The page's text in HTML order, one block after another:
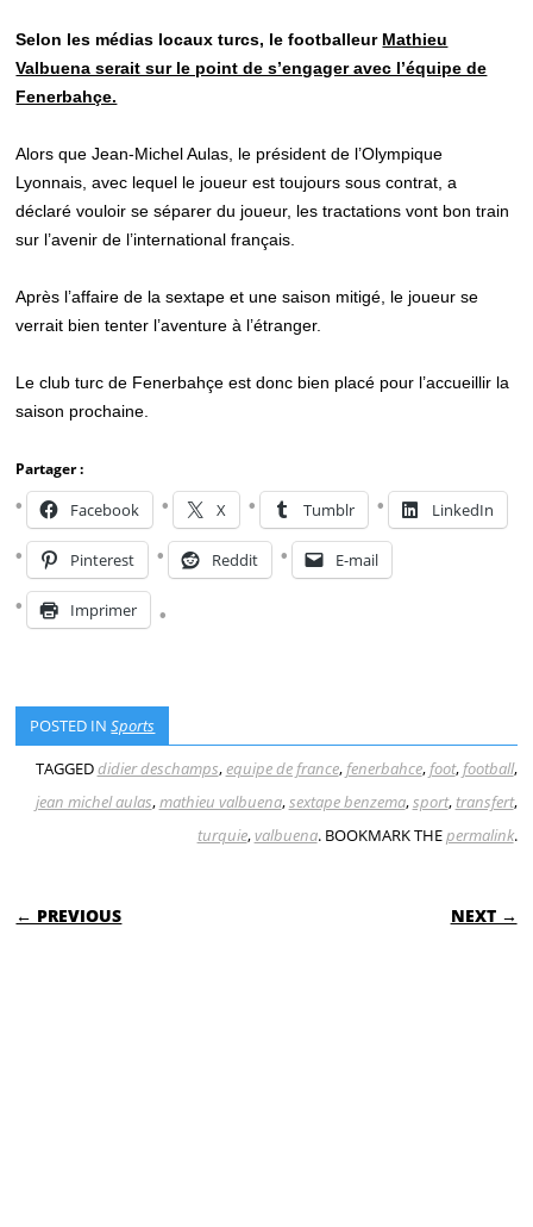
Selon les médias locaux turcs, le footballeur Mathieu
Valbuena serait sur le point de s’engager avec l’équipe de
Fenerbahçe.
Alors que Jean-Michel Aulas, le président de l’Olympique
Lyonnais, avec lequel le joueur est toujours sous contrat, a
déclaré vouloir se séparer du joueur, les tractations vont bon train
sur l’avenir de l’international français.
Après l’affaire de la sextape et une saison mitigé, le joueur se
verrait bien tenter l’aventure à l’étranger.
Le club turc de Fenerbahçe est donc bien placé pour l’accueillir la
saison prochaine.
Partager :
Facebook X Tumblr LinkedIn
Pinterest Reddit E-mail
Imprimer
POSTED INSports
TAGGEDdidier deschamps,equipe de france,fenerbahce,foot,football,
jean michel aulas,mathieu valbuena,sextape benzema,sport, transfert,
turquie,valbuena. BOOKMARK THEpermalink.
POST NAVIGATION
← PREVIOUS NEXT →